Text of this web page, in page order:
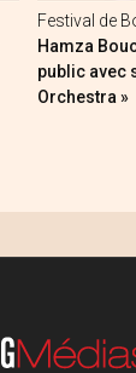
Festival de
Hamza
public avec
Orchestra »